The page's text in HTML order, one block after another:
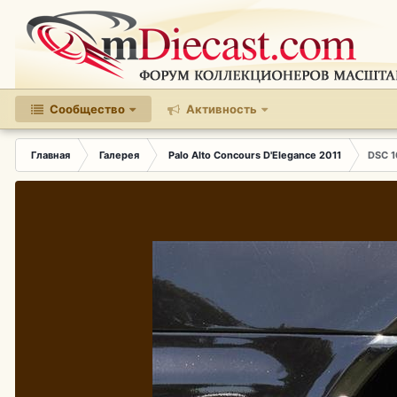
Сообщество Активность
Главная Галерея Palo Alto Concours D'Elegance 2011 DSC